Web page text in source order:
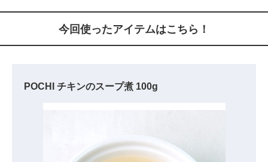
今回使ったアイテムはこちら！
POCHI チキンのスープ煮 100g